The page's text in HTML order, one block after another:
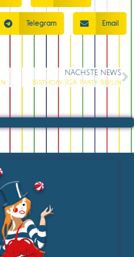
Telegram Email
NÄCHSTE NEWS
Birthday JGA Party Berlin